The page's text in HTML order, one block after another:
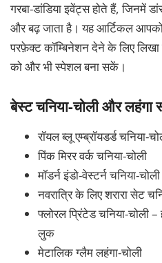
गरबा-डांडिया इवेंट्स होते हैं, जिनमें
और बढ़ जाता है। यह आर्टिकल
परफ़ेक्ट कॉम्बिनेशन देने के लिए लिखा
को और भी स्पेशल बना सकें।
बेस्ट चनिया-चोली और लहंगा
रॉयल ब्लू एम्ब्रॉयडर्ड चनिया-
पिंक मिरर वर्क चनिया-चोली
मॉडर्न इंडो-वेस्टर्न चनिया-चोली
नवरात्रि के लिए शरारा सेट
फ्लोरल प्रिंटेड चनिया-चोली
लुक
मेटालिक ग्लैम लहंगा-चोली